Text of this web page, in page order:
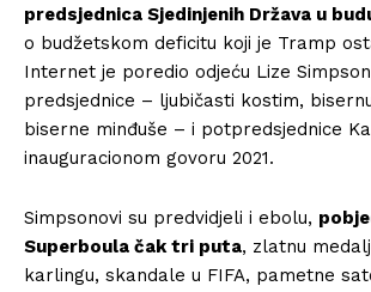
predsjednica Sjedinjenih Država u
o budžetskom deficitu koji je Tramp
Internet je poredio odjeću Lize
predsjednice – ljubičasti kostim,
biserne minđuše – i potpredsjednice
inauguracionom govoru 2021.
Simpsonovi su predvidjeli i ebolu,
Superboula čak tri puta, zlatnu
karlingu, skandale u FIFA, pametne